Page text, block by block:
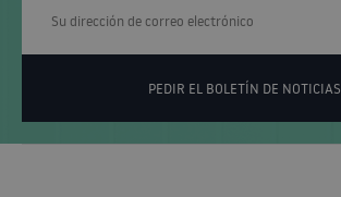
PEDIR EL BOLETÍN DE NOTICIAS